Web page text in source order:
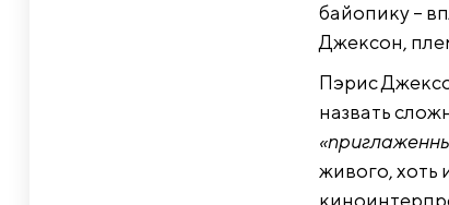
байопику –
Джексон,
Пэрис
назвать
живого, хоть